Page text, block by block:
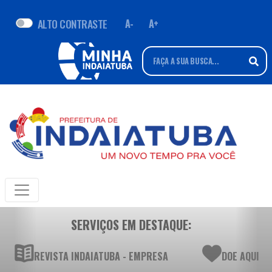
ALTO CONTRASTE A- A+
SERVIÇOS EM DESTAQUE:
REVISTA INDAIATUBA - EMPRESA DOE AQUI